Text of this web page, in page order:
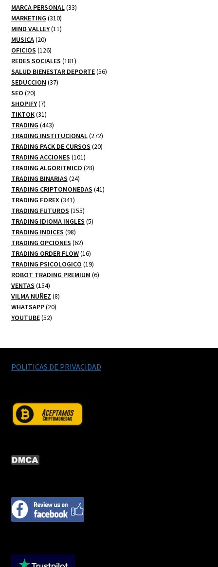
productos
MARCA PERSONAL 3333
MARKETING 310310
productos
MIND VALLEY 1111
MUSICA 2020
productos
OFICIOS 126126
productos
REDES SOCIALES 181181
productos
SALUD BIENESTAR DEPORTE 5656
SEDUCCION 3737
SEO 2020
productos
SHOPIFY 77
productos
TIKTOK 3131
productos
TRADING 443443
productos
TRADING INSTITUCIONAL 272272
productos
TRADING PACK DE CURSOS 2020
TRADING ACCIONES 101101
productos
TRADING ALGORITMICO 2828
TRADING BINARIAS 2424
productos
TRADING CRIPTOMONEDAS 4141
TRADING FOREX 341341
productos
TRADING FUTUROS 155155
productos
TRADING IDIOMA INGLES 55
TRADING INDICES 9898
productos
TRADING OPCIONES 6262
productos
TRADING ORDER FLOW 1616
productos
TRADING PSICOLOGICO 1919
productos
ROBOT TRADING PREMIUM 66
VENTAS 154154
productos
VILMA NUÑEZ 88
WHATSAPP 2020
YOUTUBE 5252
POLITICAS DE PRIVACIDAD